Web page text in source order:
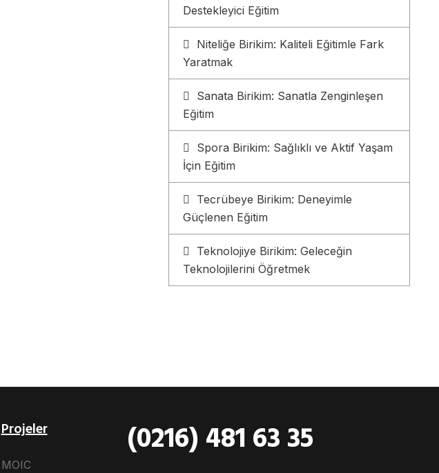
Destekleyici Eğitim
Niteliğe Birikim: Kaliteli Eğitimle Fark
Yaratmak
Sanata Birikim: Sanatla Zenginleşen
Eğitim
Spora Birikim: Sağlıklı ve Aktif Yaşam
İçin Eğitim
Tecrübeye Birikim: Deneyimle
Güçlenen Eğitim
Teknolojiye Birikim: Geleceğin
Teknolojilerini Öğretmek
Projeler
MOIC
(0216) 481 63 35